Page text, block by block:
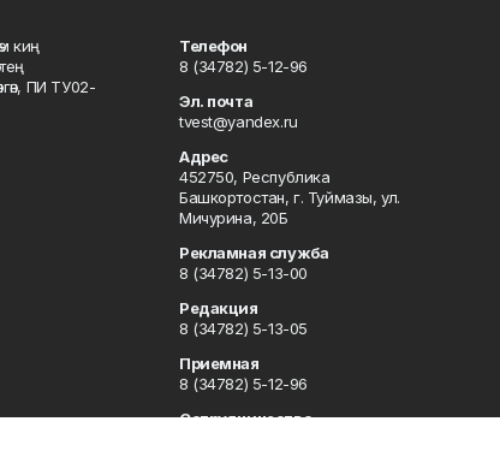
киң
ПИ ТУ02-
Телефон
8 (34782) 5-12-96
Эл. почта
tvest@yandex.ru
Адрес
452750, Республика
Башкортостан, г. Туймазы, ул.
Мичурина, 20Б
Рекламная служба
8 (34782) 5-13-00
Редакция
8 (34782) 5-13-05
Приемная
8 (34782) 5-12-96
Сотрудничество